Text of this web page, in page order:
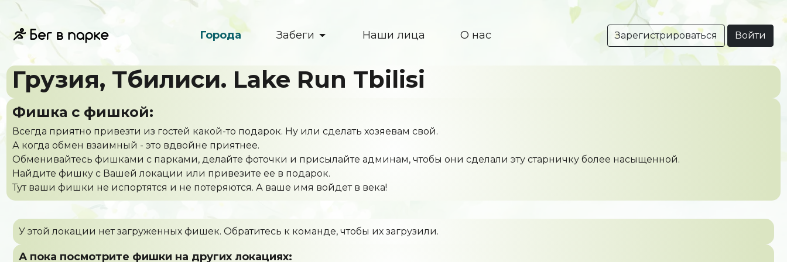
Города Забеги Наши лица О нас Зарегистрироваться Войти
Грузия, Тбилиси. Lake Run Tbilisi
Фишка с фишкой:
Всегда приятно привезти из гостей какой-то подарок. Ну или сделать хозяевам свой.
А когда обмен взаимный - это вдвойне приятнее.
Обменивайтесь фишками с парками, делайте фоточки и присылайте админам, чтобы они сделали эту старничку более насыщенной.
Найдите фишку с Вашей локации или привезите ее в подарок.
Тут ваши фишки не испортятся и не потеряются. А ваше имя войдет в века!
У этой локации нет загруженных фишек. Обратитесь к команде, чтобы их загрузили.
А пока посмотрите фишки на других локациях: